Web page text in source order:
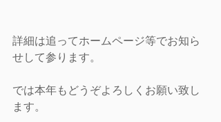
詳細は追ってホームページ等でお知ら
せして参ります。
では本年もどうぞよろしくお願い致し
ます。